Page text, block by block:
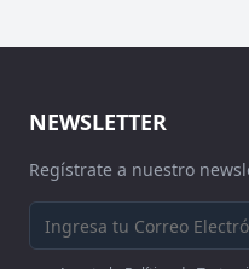
NEWSLETTER
Regístrate a nuestro